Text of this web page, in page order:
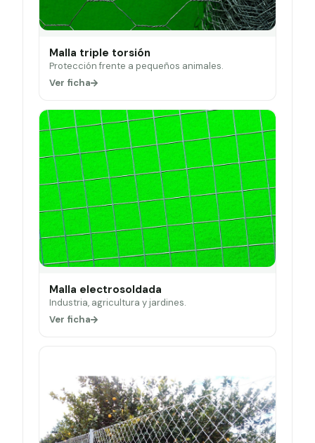
Malla triple torsión
Protección frente a pequeños animales.
Ver ficha
Malla electrosoldada
Industria, agricultura y jardines.
Ver ficha